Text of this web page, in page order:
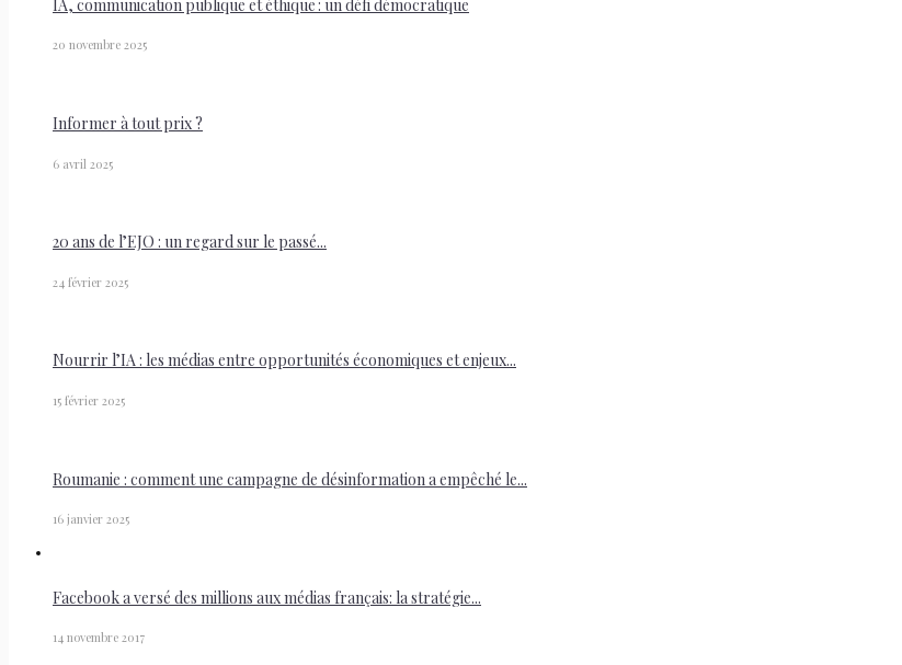
IA, communication publique et éthique : un défi démocratique
20 novembre 2025
Informer à tout prix ?
6 avril 2025
20 ans de l’EJO : un regard sur le passé...
24 février 2025
Nourrir l’IA : les médias entre opportunités économiques et enjeux...
15 février 2025
Roumanie : comment une campagne de désinformation a empêché le...
16 janvier 2025
Facebook a versé des millions aux médias français: la stratégie...
14 novembre 2017